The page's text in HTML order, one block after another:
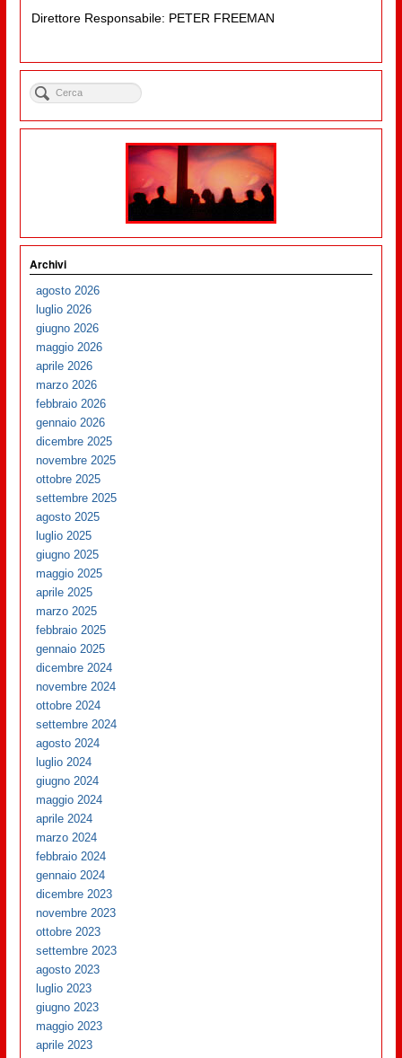
Direttore Responsabile: PETER FREEMAN
Archivi
agosto 2026
luglio 2026
giugno 2026
maggio 2026
aprile 2026
marzo 2026
febbraio 2026
gennaio 2026
dicembre 2025
novembre 2025
ottobre 2025
settembre 2025
agosto 2025
luglio 2025
giugno 2025
maggio 2025
aprile 2025
marzo 2025
febbraio 2025
gennaio 2025
dicembre 2024
novembre 2024
ottobre 2024
settembre 2024
agosto 2024
luglio 2024
giugno 2024
maggio 2024
aprile 2024
marzo 2024
febbraio 2024
gennaio 2024
dicembre 2023
novembre 2023
ottobre 2023
settembre 2023
agosto 2023
luglio 2023
giugno 2023
maggio 2023
aprile 2023